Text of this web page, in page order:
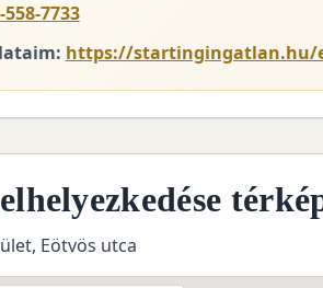
558-7733
https://startingingatlan.hu/
Eötvös utca